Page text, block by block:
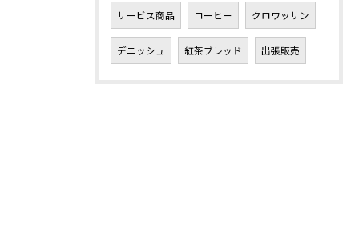
サービス商品 コーヒー クロワッサン
デニッシュ 紅茶ブレッド 出張販売